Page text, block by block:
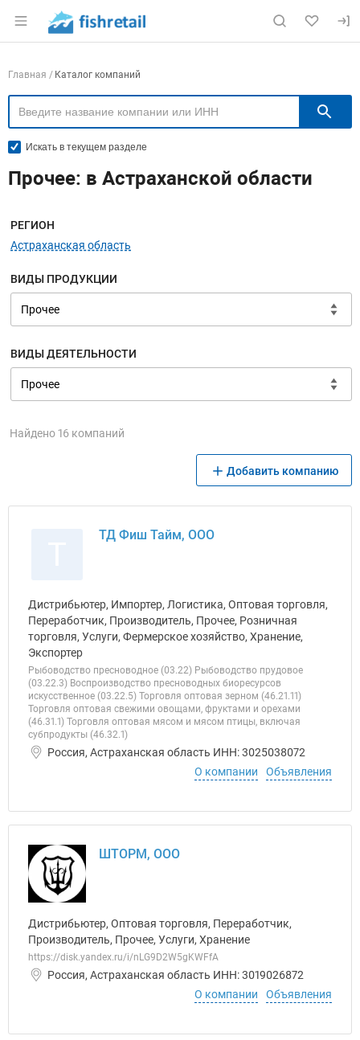
Раздел навигации по сайту fishretail.ru
Навигация по компаниям
Главная Каталог компаний
Искать в текущем разделе
Прочее: в Астраханской области
Меню навигации
РЕГИОН
Астраханская область
ВИДЫ ПРОДУКЦИИ
ВИДЫ ДЕЯТЕЛЬНОСТИ
Найдено 16 компаний
Добавить компанию
ТД Фиш Тайм, ООО
Дистрибьютер, Импортер, Логистика, Оптовая торговля,
Переработчик, Производитель, Прочее, Розничная
торговля, Услуги, Фермерское хозяйство, Хранение,
Экспортер
Рыбоводство пресноводное (03.22) Рыбоводство прудовое
(03.22.3) Воспроизводство пресноводных биоресурсов
искусственное (03.22.5) Торговля оптовая зерном (46.21.11)
Торговля оптовая свежими овощами, фруктами и орехами
(46.31.1) Торговля оптовая мясом и мясом птицы, включая
субпродукты (46.32.1)
Россия, Астраханская область ИНН: 3025038072
О компании
Объявления
ШТОРМ, ООО
Дистрибьютер, Оптовая торговля, Переработчик,
Производитель, Прочее, Услуги, Хранение
https://disk.yandex.ru/i/nLG9D2W5gKWFfA
Россия, Астраханская область ИНН: 3019026872
О компании
Объявления